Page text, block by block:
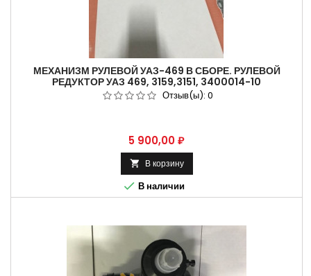
МЕХАНИЗМ РУЛЕВОЙ УАЗ-469 В СБОРЕ. РУЛЕВОЙ
РЕДУКТОР УАЗ 469, 3159,3151, 3400014-10
Отзыв(ы): 0
Цена
5 900,00 ₽
 В корзину
 В наличии